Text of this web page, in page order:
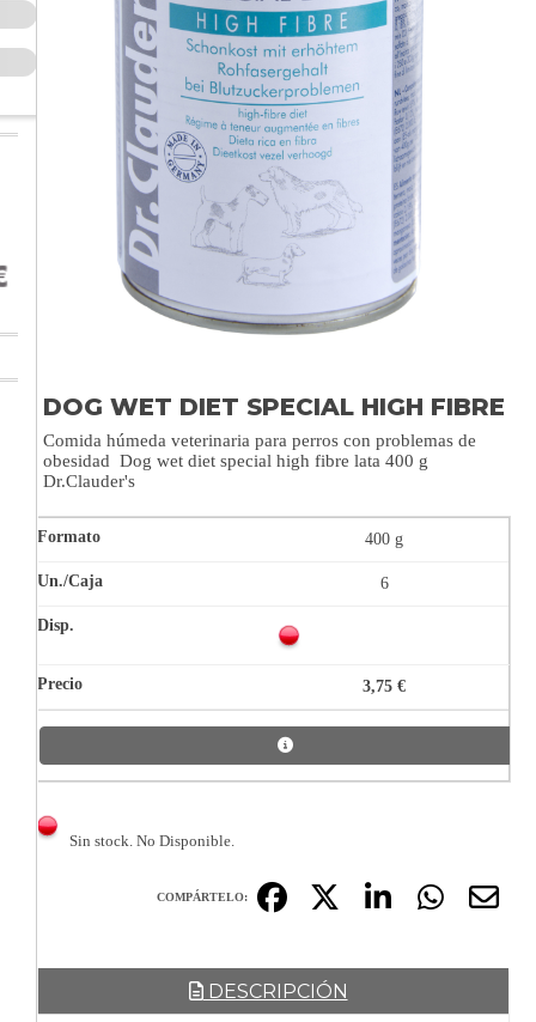
DOG WET DIET SPECIAL HIGH FIBRE
Comida húmeda veterinaria para perros con problemas de
obesidad Dog wet diet special high fibre lata 400 g
Dr.Clauder's
400 g
6
3,75 €
Sin stock. No Disponible.
COMPÁRTELO:
DESCRIPCIÓN